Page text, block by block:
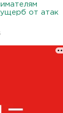
от атак